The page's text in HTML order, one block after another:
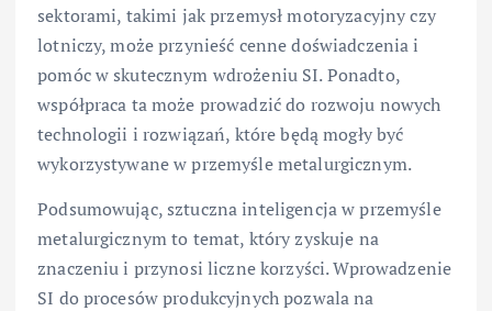
sektorami, takimi jak przemysł motoryzacyjny czy
lotniczy, może przynieść cenne doświadczenia i
pomóc w skutecznym wdrożeniu SI. Ponadto,
współpraca ta może prowadzić do rozwoju nowych
technologii i rozwiązań, które będą mogły być
wykorzystywane w przemyśle metalurgicznym.
Podsumowując, sztuczna inteligencja w przemyśle
metalurgicznym to temat, który zyskuje na
znaczeniu i przynosi liczne korzyści. Wprowadzenie
SI do procesów produkcyjnych pozwala na